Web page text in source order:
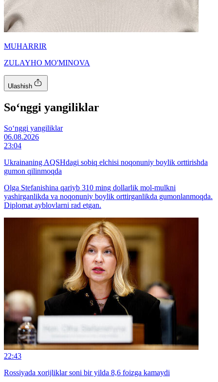
MUHARRIR
ZULAYHO MO'MINOVA
Ulashish
So‘nggi yangiliklar
So‘nggi yangiliklar
06.08.2026
23:04
Ukrainaning AQSHdagi sobiq elchisi noqonuniy boylik orttirishda
gumon qilinmoqda
Olga Stefanishina qariyb 310 ming dollarlik mol-mulkni
yashirganlikda va noqonuniy boylik orttirganlikda gumonlanmoqda.
Diplomat ayblovlarni rad etgan.
22:43
Rossiyada xorijliklar soni bir yilda 8,6 foizga kamaydi